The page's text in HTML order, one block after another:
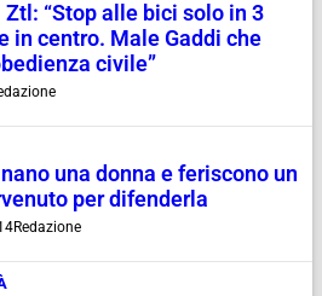
Ztl: “Stop alle bici solo in 3
in centro. Male Gaddi che
civile”
una donna e feriscono un
per difenderla
Redazione